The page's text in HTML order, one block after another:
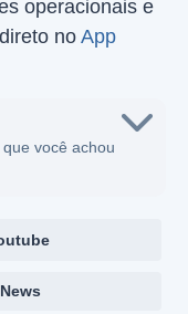
operacionais e
direto no App
você achou